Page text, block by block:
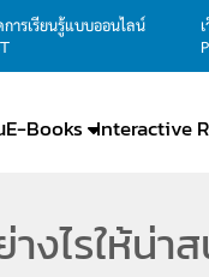
ารเรียนรู้แบบออนไลน์
E-Books Interactive
ไรให้น่าส